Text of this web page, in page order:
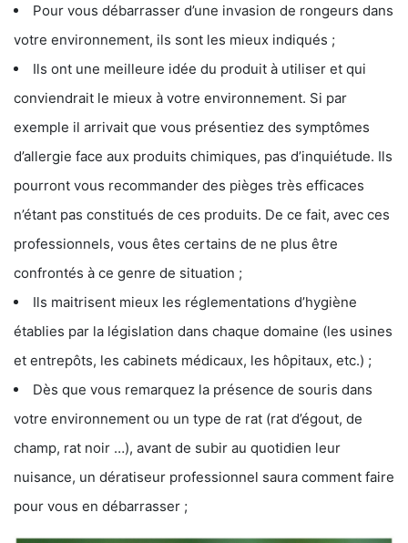
Pour vous débarrasser d’une invasion de rongeurs dans
votre environnement, ils sont les mieux indiqués ;
Ils ont une meilleure idée du produit à utiliser et qui
conviendrait le mieux à votre environnement. Si par
exemple il arrivait que vous présentiez des symptômes
d’allergie face aux produits chimiques, pas d’inquiétude. Ils
pourront vous recommander des pièges très efficaces
n’étant pas constitués de ces produits. De ce fait, avec ces
professionnels, vous êtes certains de ne plus être
confrontés à ce genre de situation ;
Ils maitrisent mieux les réglementations d’hygiène
établies par la législation dans chaque domaine (les usines
et entrepôts, les cabinets médicaux, les hôpitaux, etc.) ;
Dès que vous remarquez la présence de souris dans
votre environnement ou un type de rat (rat d’égout, de
champ, rat noir …), avant de subir au quotidien leur
nuisance, un dératiseur professionnel saura comment faire
pour vous en débarrasser ;